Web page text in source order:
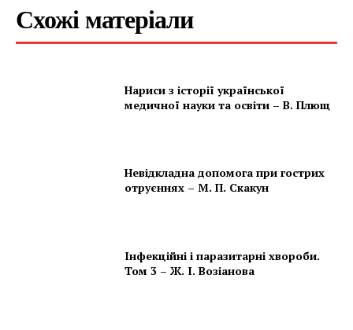
Схожі матеріали
Нариси з історії української
медичної науки та освіти – В. Плющ
Невідкладна допомога при гострих
отруєннях – М. П. Скакун
Інфекційні і паразитарні хвороби.
Том 3 – Ж. І. Возіанова